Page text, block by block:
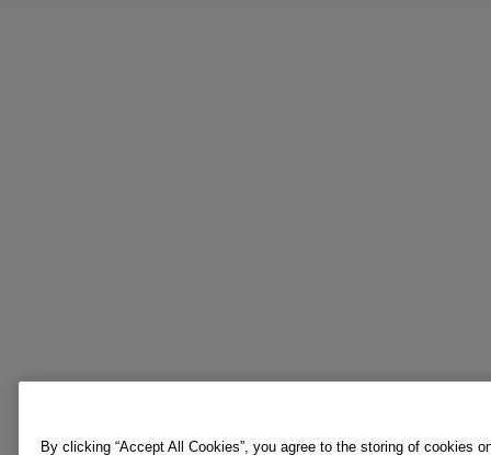
By clicking “Accept All Cookies”, you agree to the storing of cookies